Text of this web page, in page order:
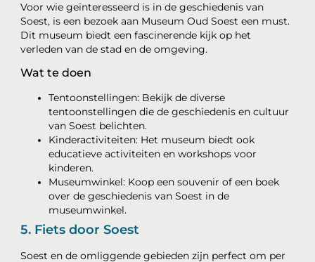
Voor wie geïnteresseerd is in de geschiedenis van
Soest, is een bezoek aan Museum Oud Soest een must.
Dit museum biedt een fascinerende kijk op het
verleden van de stad en de omgeving.
Wat te doen
Tentoonstellingen: Bekijk de diverse
tentoonstellingen die de geschiedenis en cultuur
van Soest belichten.
Kinderactiviteiten: Het museum biedt ook
educatieve activiteiten en workshops voor
kinderen.
Museumwinkel: Koop een souvenir of een boek
over de geschiedenis van Soest in de
museumwinkel.
5. Fiets door Soest
Soest en de omliggende gebieden zijn perfect om per